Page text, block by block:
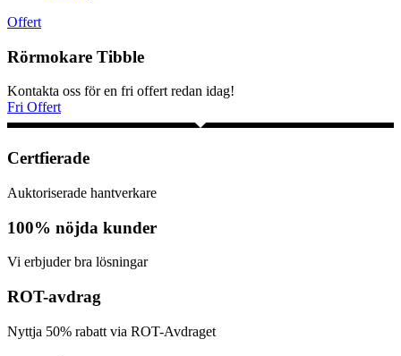
Offert
Rörmokare Tibble
Kontakta oss för en fri offert redan idag!
Fri Offert
Certfierade
Auktoriserade hantverkare
100% nöjda kunder
Vi erbjuder bra lösningar
ROT-avdrag
Nyttja 50% rabatt via ROT-Avdraget